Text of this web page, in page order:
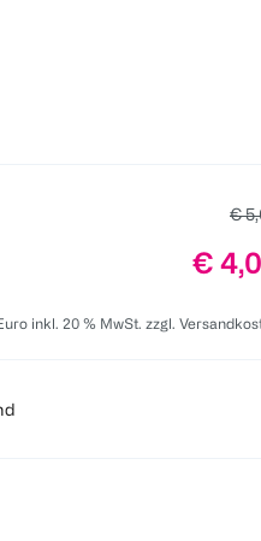
€
€
inkl. 20 % MwSt. zzgl.